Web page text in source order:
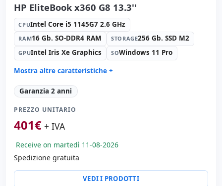
HP EliteBook x360 G8 13.3''
CPUIntel Core i5 1145G7 2.6 GHz
RAM16 Gb. SO-DDR4 RAM STORAGE256 Gb. SSD M2
GPUIntel Iris Xe Graphics SOWindows 11 Pro
Mostra altre caratteristiche +
Suono: Bang & Olufsen audio
Porte: 2x USB 3.0 · 2x USB-C
Tattile 13.3 '' FullHD 16:
Porte video:
Connettività: WIFI · Bluetooth
Specifico portatile:
(adesivi spagnoli)
Imballaggio hR
Garanzia 2 anni
PREZZO UNITARIO
401€ + IVA
Receive on martedì 11-08-2026
Spedizione gratuita
VEDI I PRODOTTI